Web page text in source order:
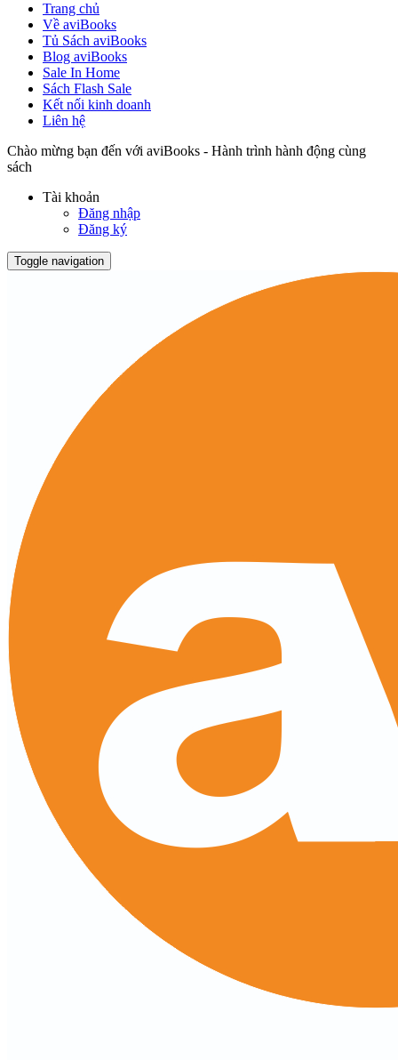
Trang chủ
Về aviBooks
Tủ Sách aviBooks
Blog aviBooks
Sale In Home
Sách Flash Sale
Kết nối kinh doanh
Liên hệ
Chào mừng bạn đến với aviBooks - Hành trình hành động cùng
sách
Tài khoản
Đăng nhập
Đăng ký
Toggle navigation